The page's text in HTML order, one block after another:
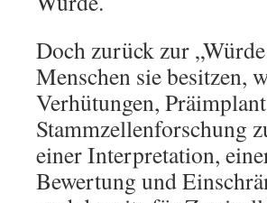
Doch zurück zur
Menschen sie besitzen,
Verhütungen,
Stammzellenforschung
einer Interpretation,
Bewertung und